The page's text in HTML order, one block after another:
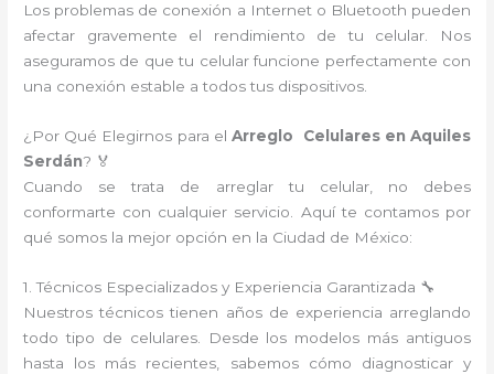
Los problemas de conexión a Internet o Bluetooth pueden
afectar gravemente el rendimiento de tu celular. Nos
aseguramos de que tu celular funcione perfectamente con
una conexión estable a todos tus dispositivos.
¿Por Qué Elegirnos para elArreglo Celulares en Aquiles
Serdán? 🏅
Cuando se trata de arreglar tu celular, no debes
conformarte con cualquier servicio. Aquí te contamos por
qué somos la mejor opción en la Ciudad de México:
1. Técnicos Especializados y Experiencia Garantizada 🔧
Nuestros técnicos tienen años de experiencia arreglando
todo tipo de celulares. Desde los modelos más antiguos
hasta los más recientes, sabemos cómo diagnosticar y